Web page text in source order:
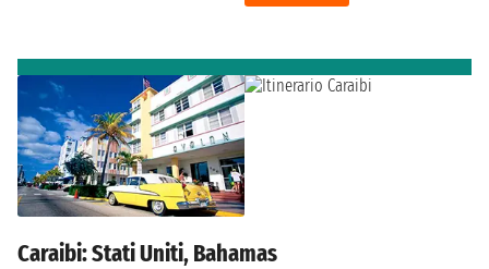
Caraibi: Stati Uniti, Bahamas